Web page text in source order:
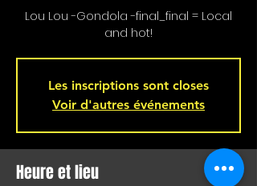
Lou Lou -Gondola -final_final = Local
and hot!
Les inscriptions sont closes
Voir d'autres événements
Heure et lieu